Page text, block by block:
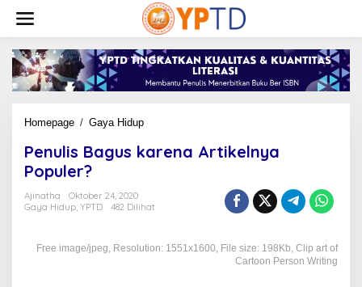
konten
Homepage / Gaya HidupPenulis
karena
Penulis Bagus karena Artikelnya
Populer?
Ajinatha
Oktober 24, 2020
Gaya Hidup YPTD 482 Dilihat
Free image/jpeg, Resolution: 1551x1600, File size: 198Kb, Clip art of
Cartoon Person Writing